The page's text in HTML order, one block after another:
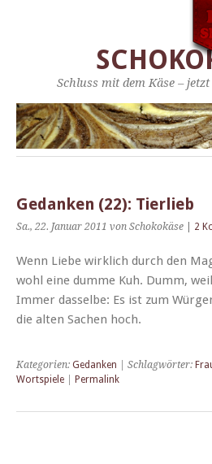
Schluss mit dem Käse –
Gedanken (22): Tierlieb
Sa., 22. Januar 2011 von Schokokäse 2
Wenn Liebe wirk­lich durch den
wohl eine dumme Kuh. Dumm,
Immer das­selbe: Es ist zum
die alten Sachen hoch.
Kategorien: Gedanken | Schlagwörter:
Wortspiele
Permalink